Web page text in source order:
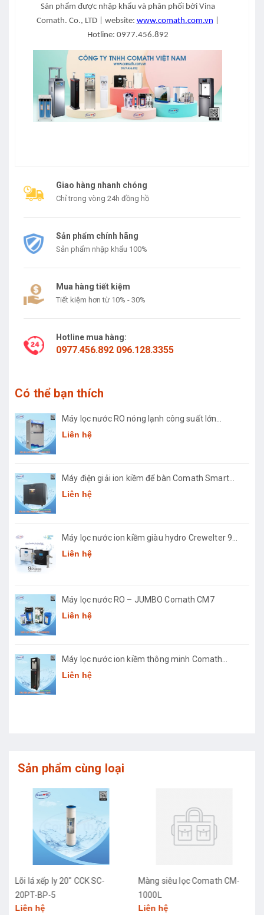
Sản phẩm được nhập khẩu và phân phối bởi Vina
Comath. Co., LTD | website: www.comath.com.vn
Hotline: 0977.456.892
Giao hàng nhanh chóng
Chỉ trong vòng 24h đồng hồ
Sản phẩm chính hãng
Sản phẩm nhập khẩu 100%
Mua hàng tiết kiệm
Tiết kiệm hơn từ 10% - 30%
Hotline mua hàng:
0977.456.892 096.128.3355
Có thể bạn thích
Máy lọc nước RO nóng lạnh công suất lớn
Comath CM2681-50
Liên hệ
Máy điện giải ion kiềm để bàn Comath Smart
CM-3668
Liên hệ
Máy lọc nước ion kiềm giàu hydro Crewelter 9
Hàn Quốc
Liên hệ
Máy lọc nước RO – JUMBO Comath CM7
Liên hệ
Máy lọc nước ion kiềm thông minh Comath
Smart CM3668
Liên hệ
Sản phẩm cùng loại
Lõi lá xếp ly 20" CCK SC-
20PT-BP-5
Liên hệ
Màng siêu lọc Comath CM-
1000L
Liên hệ